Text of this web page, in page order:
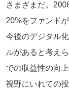
さまざまだ。
20%をファンド
今後のデジタル
ルがあると考え
での収益性の向
視野にいれての